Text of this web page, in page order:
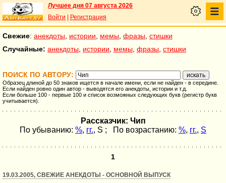
Лучшее дня 07 августа 2026
Войти
Регистрация
Свежие: анекдоты истории мемы фразы стишки
Случайные: анекдоты истории мемы фразы стишки
ПОИСК ПО АВТОРУ:
Образец длиной до 50 знаков ищется в начале имени, если не найден - в середине.
Если найден ровно один автор - выводятся его анекдоты, истории и т.д.
Если больше 100 - первые 100 и список возможных следующих букв (регистр букв
учитывается).
Рассказчик: Чип
По убыванию: %, гг., S ; По возрастанию: %, гг., S
1
19.03.2005, СВЕЖИЕ АНЕКДОТЫ - ОСНОВНОЙ ВЫПУСК